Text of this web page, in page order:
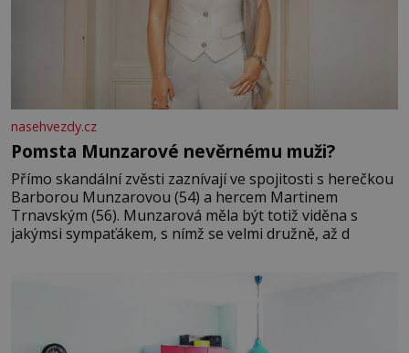
nasehvezdy.cz
Pomsta Munzarové nevěrnému muži?
Přímo skandální zvěsti zaznívají ve spojitosti s herečkou
Barborou Munzarovou (54) a hercem Martinem
Trnavským (56). Munzarová měla být totiž viděna s
jakýmsi sympaťákem, s nímž se velmi družně, až d